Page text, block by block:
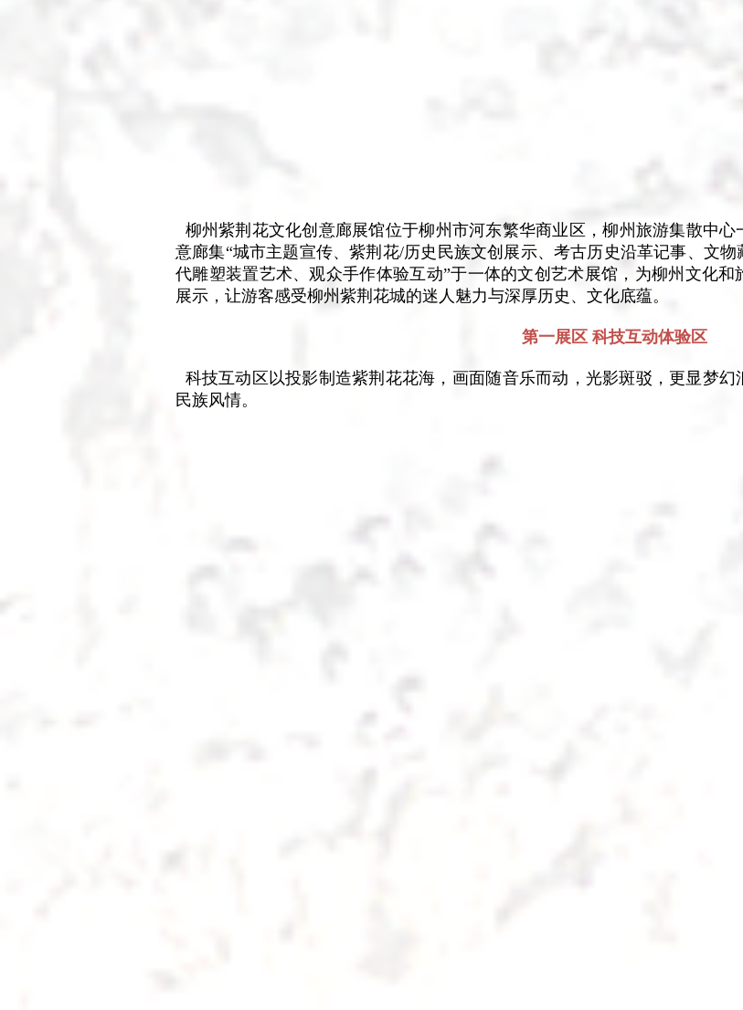
柳州紫荆花文化创意廊展馆位于柳州市河东繁华商业区，柳州旅游集散中心
意廊集“城市主题宣传、紫荆花/历史民族文创展示、考古历史沿革记事、文
代雕塑装置艺术、观众手作体验互动”于一体的文创艺术展馆，为柳州文化
展示，让游客感受柳州紫荆花城的迷人魅力与深厚历史、文化底蕴。
第一展区 科技互动体验区
科技互动区以投影制造紫荆花花海，画面随音乐而动，光影斑驳，更显梦
民族风情。